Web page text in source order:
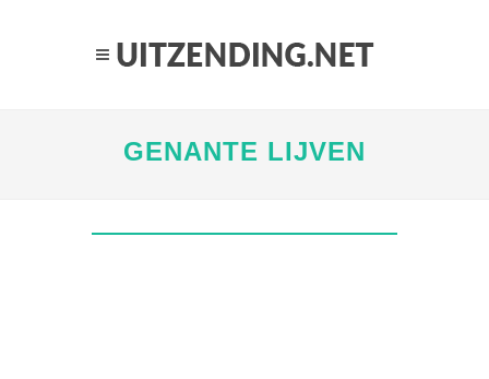
GENANTE LIJVEN